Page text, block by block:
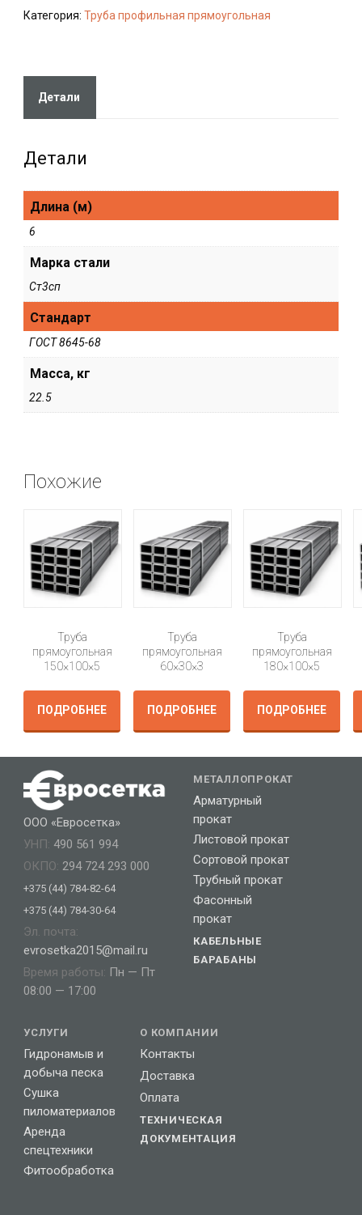
Категория: Труба профильная прямоугольная
Детали
Детали
Длина (м)
6
Марка стали
Ст3сп
Стандарт
ГОСТ 8645-68
Масса, кг
22.5
Похожие
Труба
прямоугольная
150×100×5
ПОДРОБНЕЕ
Труба
прямоугольная
60×30×3
ПОДРОБНЕЕ
Труба
прямоугольная
180×100×5
ПОДРОБНЕЕ
ООО «Евросетка»
УНП: 490 561 994
ОКПО: 294 724 293 000
+375 (44) 784-82-64
+375 (44) 784-30-64
Эл. почта:
evrosetka2015@mail.ru
Время работы: Пн — Пт
08:00 — 17:00
МЕТАЛЛОПРОКАТ
Арматурный
прокат
Листовой прокат
Сортовой прокат
Трубный прокат
Фасонный
прокат
КАБЕЛЬНЫЕ
БАРАБАНЫ
УСЛУГИ
Гидронамыв и
добыча песка
Сушка
пиломатериалов
Аренда
спецтехники
Фитообработка
О КОМПАНИИ
Контакты
Доставка
Оплата
ТЕХНИЧЕСКАЯ
ДОКУМЕНТАЦИЯ